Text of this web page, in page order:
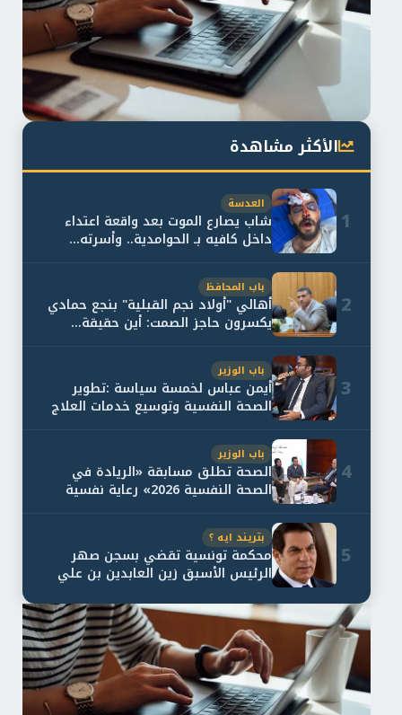
الأكثر مشاهدة
1
العدسة
شاب يصارع الموت بعد واقعة اعتداء
داخل كافيه بـ الحوامدية.. وأسرته...
2
باب المحافظ
أهالي "أولاد نجم القبلية" بنجع حمادي
يكسرون حاجز الصمت: أين حقيقة...
3
باب الوزير
أيمن عباس لخمسة سياسة :تطوير
الصحة النفسية وتوسيع خدمات العلاج
4
باب الوزير
الصحة تطلق مسابقة «الريادة في
الصحة النفسية 2026» رعاية نفسية
5
بتريند ايه ؟
محكمة تونسية تقضي بسجن صهر
الرئيس الأسبق زين العابدين بن علي